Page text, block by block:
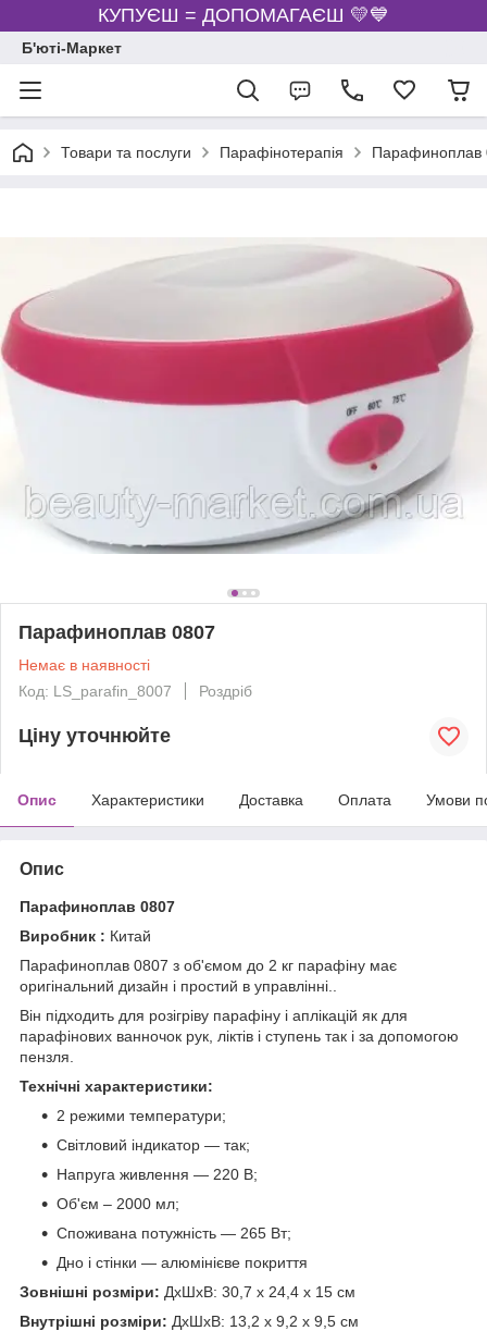
КУПУЄШ = ДОПОМАГАЄШ 💛💙
Б'юті-Маркет
Товари та послуги Парафінотерапія Парафиноплав
Парафиноплав 0807
Немає в наявності
Код: LS_parafin_8007
Роздріб
Ціну уточнюйте
Опис Характеристики Доставка Оплата Умови
Опис
Парафиноплав 0807
Виробник : Китай
Парафиноплав 0807 з об'ємом до 2 кг парафіну має
оригінальний дизайн і простий в управлінні..
Він підходить для розігріву парафіну і аплікацій як для
парафінових ванночок рук, ліктів і ступень так і за допомогою
пензля.
Технічні характеристики:
2 режими температури;
Світловий індикатор ― так;
Напруга живлення — 220 В;
Об'єм – 2000 мл;
Споживана потужність — 265 Вт;
Дно і стінки — алюмінієве покриття
Зовнішні розміри: ДхШхВ: 30,7 х 24,4 х 15 см
Внутрішні розміри: ДхШхВ: 13,2 х 9,2 х 9,5 см